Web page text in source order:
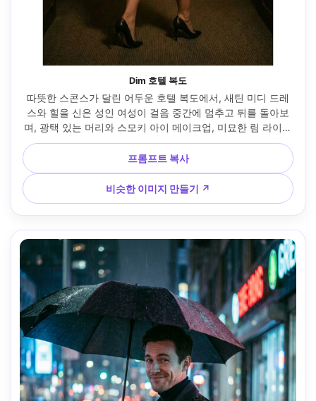
Dim 호텔 복도
따뜻한 스콘스가 달린 어두운 호텔 복도에서, 새틴 미디 드레
스와 힐을 신은 성인 여성이 걸음 중간에 멈추고 뒤를 돌아보
며, 광택 있는 머리와 스모키 아이 메이크업, 미묘한 림 라이트
가 있는 실용적인 조명, 50mm f/1.2로 촬영, 전신 ~ 반신 세로
프레임, 영화 같은 서스펜스 무드, 사실적인 피부 질감, 자연스
러운 그림자, 필름 대비, 고해상도 --ar 4:5
프롬프트 복사
비슷한 이미지 만들기 ↗